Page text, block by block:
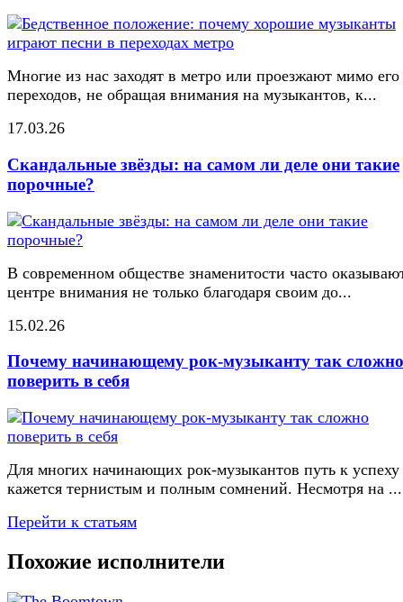
Многие из нас заходят в метро или проезжают мимо его
переходов, не обращая внимания на музыкантов, к...
17.03.26
Скандальные звёзды: на самом ли деле они такие
порочные?
В современном обществе знаменитости часто
центре внимания не только благодаря своим до...
15.02.26
Почему начинающему рок-музыканту так сложно
поверить в себя
Для многих начинающих рок-музыкантов путь к успеху
кажется тернистым и полным сомнений. Несмотря на ...
Перейти к статьям
Похожие исполнители